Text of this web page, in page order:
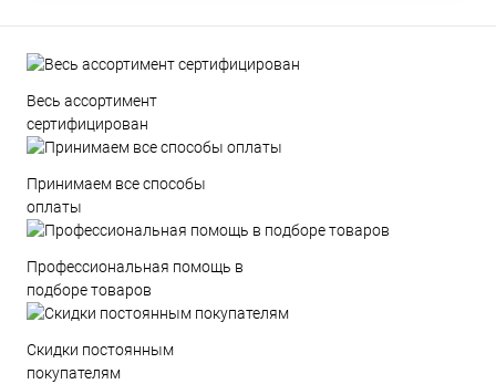
Весь ассортимент
сертифицирован
Принимаем все способы
оплаты
Профессиональная помощь в
подборе товаров
Скидки постоянным
покупателям